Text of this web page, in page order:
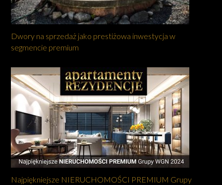
Dwory na sprzedaż jako prestiżowa inwestycja w
segmencie premium
Najpiękniejsze NIERUCHOMOŚCI PREMIUM Grupy